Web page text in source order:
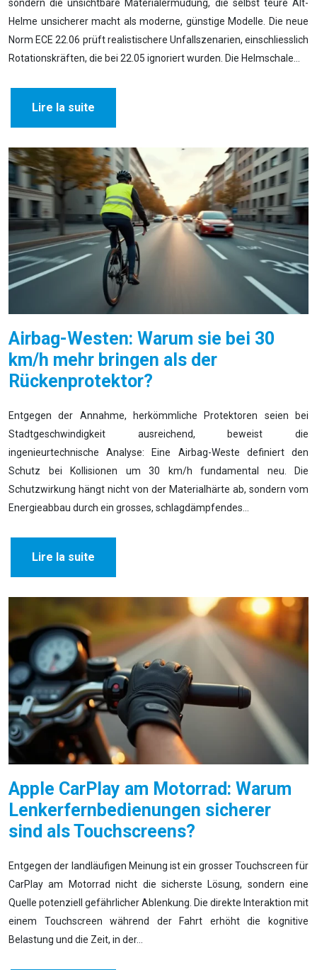
sondern die unsichtbare Materialermüdung, die selbst teure Alt-
Helme unsicherer macht als moderne, günstige Modelle. Die neue
Norm ECE 22.06 prüft realistischere Unfallszenarien, einschliesslich
Rotationskräften, die bei 22.05 ignoriert wurden. Die Helmschale…
Lire la suite
Airbag-Westen: Warum sie bei 30
km/h mehr bringen als der
Rückenprotektor?
Entgegen der Annahme, herkömmliche Protektoren seien bei
Stadtgeschwindigkeit ausreichend, beweist die
ingenieurtechnische Analyse: Eine Airbag-Weste definiert den
Schutz bei Kollisionen um 30 km/h fundamental neu. Die
Schutzwirkung hängt nicht von der Materialhärte ab, sondern vom
Energieabbau durch ein grosses, schlagdämpfendes…
Lire la suite
Apple CarPlay am Motorrad: Warum
Lenkerfernbedienungen sicherer
sind als Touchscreens?
Entgegen der landläufigen Meinung ist ein grosser Touchscreen für
CarPlay am Motorrad nicht die sicherste Lösung, sondern eine
Quelle potenziell gefährlicher Ablenkung. Die direkte Interaktion mit
einem Touchscreen während der Fahrt erhöht die kognitive
Belastung und die Zeit, in der…